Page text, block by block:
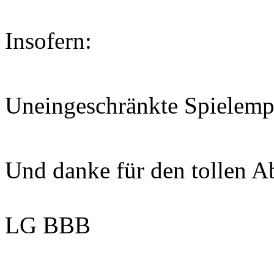
Insofern:
Uneingeschränkte
Und danke für den tollen
LG BBB